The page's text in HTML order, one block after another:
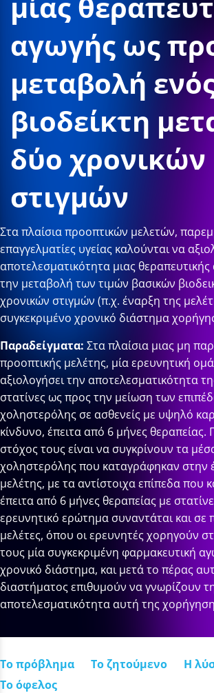
αγωγής ως
μεταβολή
βιοδείκτη
δύο χρονικών
στιγμών
Στα πλαίσια προοπτικών μελετών,
επαγγελματίες υγείας καλούνται να
αποτελεσματικότητα μιας
την μεταβολή των τιμών βασικών
χρονικών στιγμών (π.χ. έναρξη της
συγκεκριμένο χρονικό διάστημα
Παραδείγματα: Στα πλαίσια μιας μη
προοπτικής μελέτης, μία ερευνητική
αξιολογήσει την αποτελεσματικότητα
στατίνες ως προς την μείωση των
χοληστερόλης σε ασθενείς με υψηλό
κίνδυνο, έπειτα από 6 μήνες θεραπείας.
στόχος τους είναι να συγκρίνουν τα
χοληστερόλης που καταγράφηκαν στην
μελέτης, με τα αντίστοιχα επίπεδα που
έπειτα από 6 μήνες θεραπείας με
ερευνητικό ερώτημα συναντάται και σε
μελέτες, όπου οι ερευνητές χορηγούν
τους μία συγκεκριμένη φαρμακευτική
χρονικό διάστημα, και μετά το πέρας
διαστήματος επιθυμούν να γνωρίζουν
αποτελεσματικότητα αυτή της
Το πρόβλημα Το ζητούμενο
Η
Το όφελος